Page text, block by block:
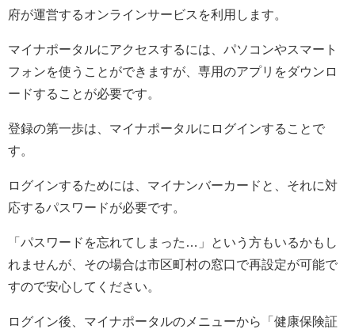
府が運営するオンラインサービスを利用します。
マイナポータルにアクセスするには、パソコンやスマート
フォンを使うことができますが、専用のアプリをダウンロ
ードすることが必要です。
登録の第一歩は、マイナポータルにログインすることで
す。
ログインするためには、マイナンバーカードと、それに対
応するパスワードが必要です。
「パスワードを忘れてしまった…」という方もいるかもし
れませんが、その場合は市区町村の窓口で再設定が可能で
すので安心してください。
ログイン後、マイナポータルのメニューから「健康保険証